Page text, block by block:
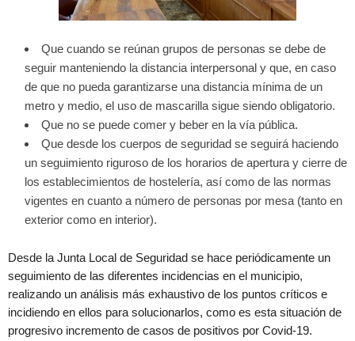
Que cuando se reúnan grupos de personas se debe de
seguir manteniendo la distancia interpersonal y que, en caso
de que no pueda garantizarse una distancia mínima de un
metro y medio, el uso de mascarilla sigue siendo obligatorio.
Que no se puede comer y beber en la vía pública.
Que desde los cuerpos de seguridad se seguirá haciendo
un seguimiento riguroso de los horarios de apertura y cierre de
los establecimientos de hostelería, así como de las normas
vigentes en cuanto a número de personas por mesa (tanto en
exterior como en interior).
Desde la Junta Local de Seguridad se hace periódicamente un
seguimiento de las diferentes incidencias en el municipio,
realizando un análisis más exhaustivo de los puntos críticos e
incidiendo en ellos para solucionarlos, como es esta situación de
progresivo incremento de casos de positivos por Covid-19.